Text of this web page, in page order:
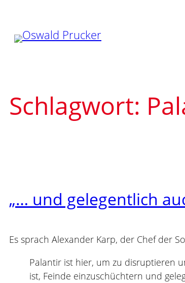
Inhalt
springen
Schlagwort:
„… und gelegentlich
Es sprach Alexander Karp, der Chef der
Palantir ist hier, um zu disruptieren
ist, Feinde einzuschüchtern und